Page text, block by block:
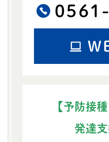
【予防接
発達支